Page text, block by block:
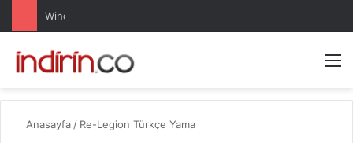
Windows 10 Pro indir – Türkçe – Güncel 2025
Anasayfa / Re-Legion Türkçe Yama